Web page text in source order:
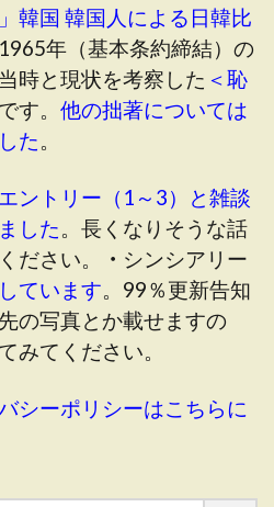
韓国 韓国人による日韓比
年（基本条約締結）の
時と現状を考察した ＜恥
す。 他の拙著については
た。
ントリー（1～3）と雑談
した。長くなりそうな話
ださい。
・ シンシアリー
ています。99％更新告知
の写真とか載せますの
みてください。
シーポリシーはこちらに